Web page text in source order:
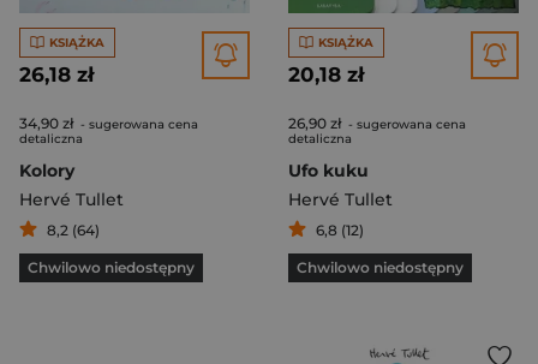
KSIĄŻKA
26,18 zł
34,90 zł - sugerowana cena
detaliczna
Kolory
Hervé Tullet
8,2 (64)
Chwilowo niedostępny
KSIĄŻKA
20,18 zł
26,90 zł - sugerowana cena
detaliczna
Ufo kuku
Hervé Tullet
6,8 (12)
Chwilowo niedostępny